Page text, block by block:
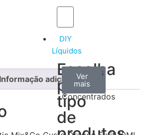
DIY
Líquidos
Escolha
por
tipo
de
Aromas
Concentrados
Ver
todos
Bases
Ver
mais
Accesorios
Ver
mais
Informação adicional